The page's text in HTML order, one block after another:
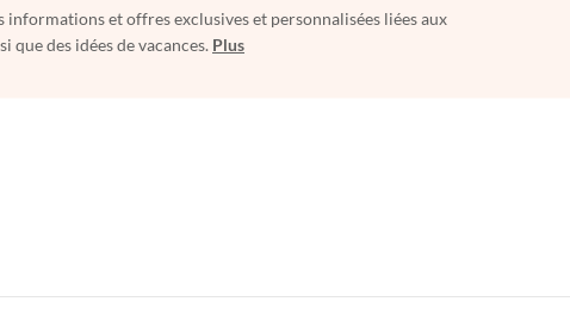
et offres exclusives et personnalisées liées aux
que des idées de vacances. Plus